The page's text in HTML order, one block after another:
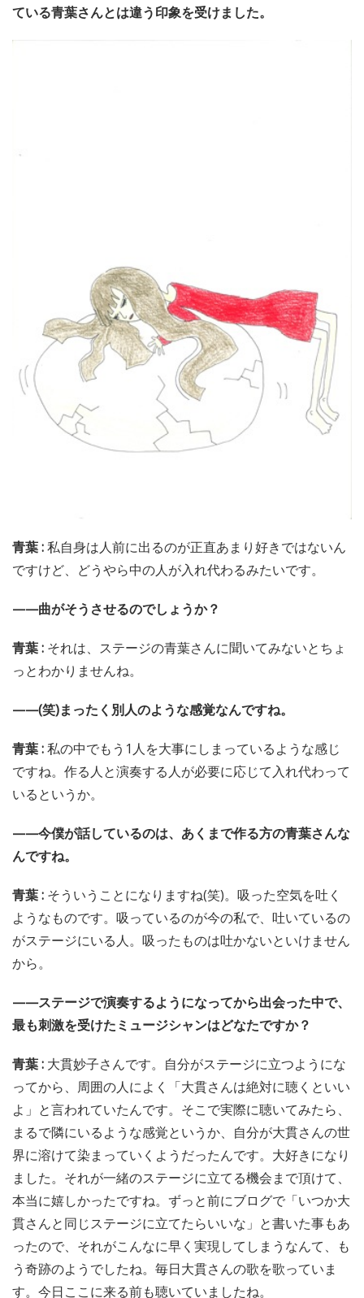
ている青葉さんとは違う印象を受けました。
青葉 :私自身は人前に出るのが正直あまり好きではないん
ですけど、どうやら中の人が入れ代わるみたいです。
——曲がそうさせるのでしょうか？
青葉 : それは、ステージの青葉さんに聞いてみないとちょ
っとわかりませんね。
——(笑)まったく別人のような感覚なんですね。
青葉 :私の中でもう1人を大事にしまっているような感じ
ですね。作る人と演奏する人が必要に応じて入れ代わって
いるというか。
——今僕が話しているのは、あくまで作る方の青葉さんな
んですね。
青葉 : そういうことになりますね(笑)。吸った空気を吐く
ようなものです。吸っているのが今の私で、吐いているの
がステージにいる人。吸ったものは吐かないといけません
から。
——ステージで演奏するようになってから出会った中で、
最も刺激を受けたミュージシャンはどなたですか？
青葉 : 大貫妙子さんです。自分がステージに立つようにな
ってから、周囲の人によく「大貫さんは絶対に聴くといい
よ」と言われていたんです。そこで実際に聴いてみたら、
まるで隣にいるような感覚というか、自分が大貫さんの世
界に溶けて染まっていくようだったんです。大好きになり
ました。それが一緒のステージに立てる機会まで頂けて、
本当に嬉しかったですね。ずっと前にブログで「いつか大
貫さんと同じステージに立てたらいいな」と書いた事もあ
ったので、それがこんなに早く実現してしまうなんて、も
う奇跡のようでしたね。毎日大貫さんの歌を歌っていま
す。今日ここに来る前も聴いていましたね。